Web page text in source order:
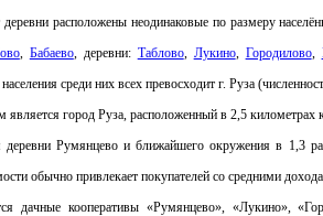
расположены неодинаковые по размеру
, Бабаево, деревни: Таблово, Лукино, Городилово,
среди них всех превосходит г. Руза
город Руза, расположенный в 2,5 километрах
Румянцево и ближайшего окружения в 1,3
обычно привлекает покупателей со средними
дачные кооперативы «Румянцево», «Лукино»,